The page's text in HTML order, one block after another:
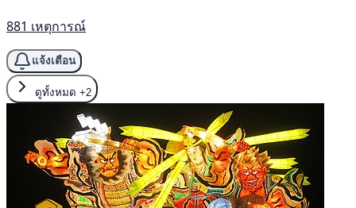
881 เหตุการณ์
แจ้งเตือน
ดูทั้งหมด +2